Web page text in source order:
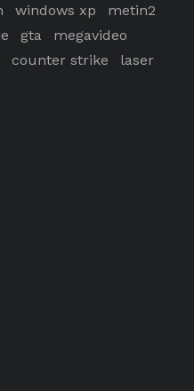
windows xp
metin2
gta
megavideo
counter strike laser